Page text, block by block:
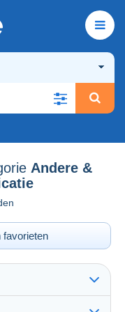
Andere &
favorieten